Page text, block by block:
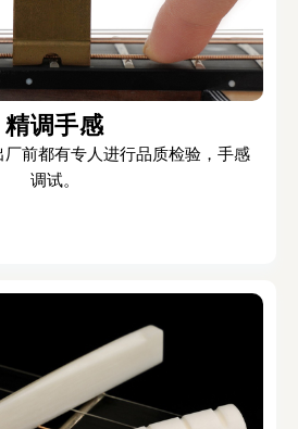
精调手感
前都有专人进行品质检验，手感
调试。